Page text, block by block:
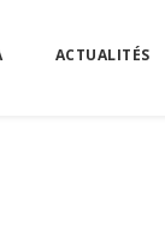
ACTUALITÉS